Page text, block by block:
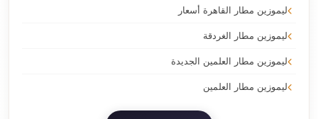
ليموزين مطار القاهرة أسعار
ليموزين مطار الغردقة
ليموزين مطار العلمين الجديدة
ليموزين مطار العلمين